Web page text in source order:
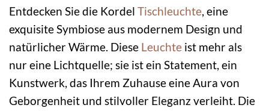
Entdecken Sie die Kordel Tischleuchte, eine
exquisite Symbiose aus modernem Design und
natürlicher Wärme. Diese Leuchte ist mehr als
nur eine Lichtquelle; sie ist ein Statement, ein
Kunstwerk, das Ihrem Zuhause eine Aura von
Geborgenheit und stilvoller Eleganz verleiht. Die